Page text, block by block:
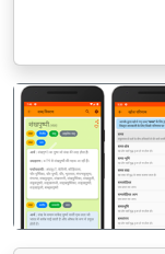
पिछला